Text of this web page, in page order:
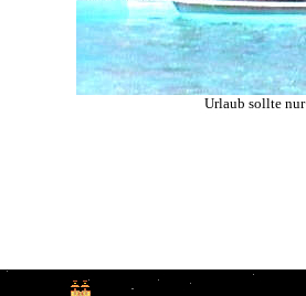
Urlaub sollte nur